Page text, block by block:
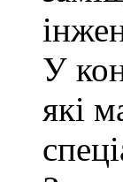
У
які